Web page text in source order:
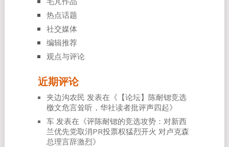
热点话题
社交媒体
编辑推荐
观点与评论
近期评论
夹边沟农民 发表在《 【论坛】陈耐锶竞选
檄文危言耸听，华社读者批评声四起》
车发表在《评陈耐锶的竞选攻势：对新西
兰优先党取消PR投票权猛烈开火 对卢克森
总理言辞激烈》